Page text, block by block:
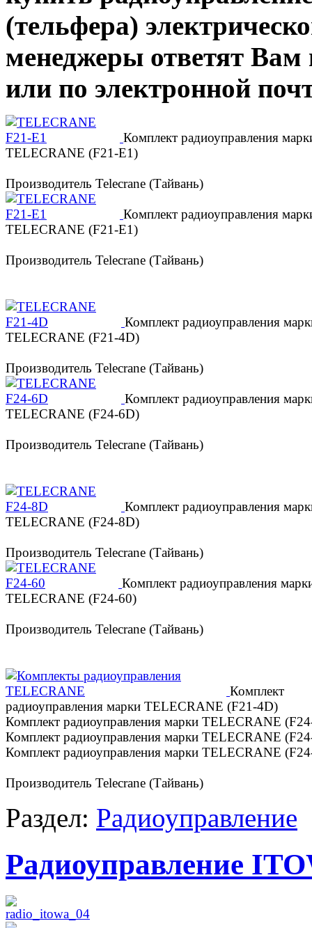
(тельфера)
менеджеры ответят Вам
или по электронной
Комплект радиоуправления
TELECRANE (F21-Е1)
Производитель Telecrane (Тайвань)
Комплект радиоуправления
TELECRANE (F21-Е1)
Производитель Telecrane (Тайвань)
Комплект радиоуправления
TELECRANE (F21-4D)
Производитель Telecrane (Тайвань)
Комплект радиоуправления
TELECRANE (F24-6D)
Производитель Telecrane (Тайвань)
Комплект радиоуправления
TELECRANE (F24-8D)
Производитель Telecrane (Тайвань)
Комплект радиоуправления
TELECRANE (F24-60)
Производитель Telecrane (Тайвань)
Комплект
радиоуправления марки TELECRANE (F21-4D)
Комплект радиоуправления марки TELECRANE
Комплект радиоуправления марки TELECRANE
Комплект радиоуправления марки TELECRANE
Производитель Telecrane (Тайвань)
Раздел: Радиоуправление
Радиоуправление